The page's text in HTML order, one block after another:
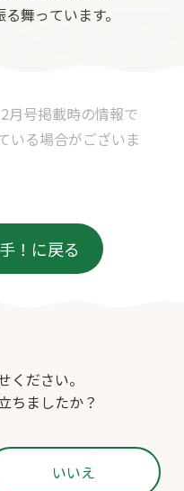
舞っています。
号掲載時の情報で
いる場合がございま
！に戻る
ください。
ちましたか？